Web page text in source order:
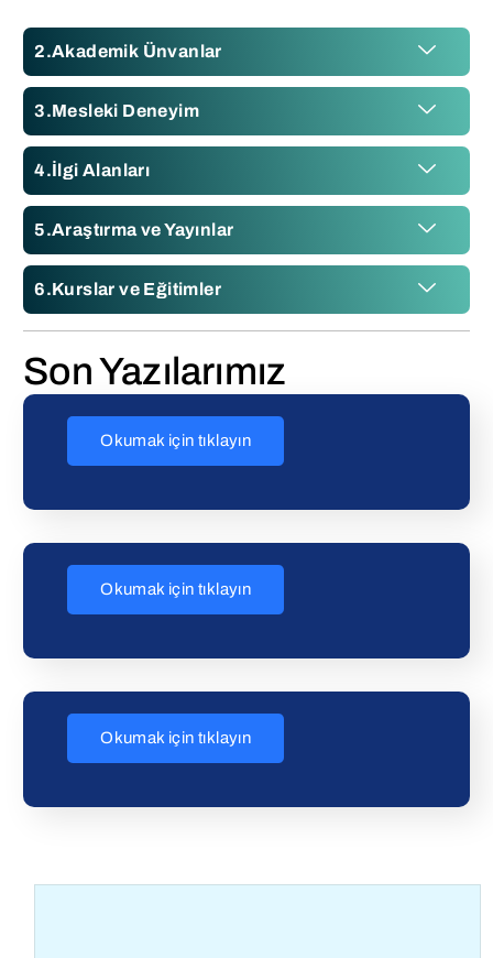
Akademik Ünvanlar
Mesleki Deneyim
İlgi Alanları
Araştırma ve Yayınlar
Kurslar ve Eğitimler
Son Yazılarımız
Okumak için tıklayın
Okumak için tıklayın
Okumak için tıklayın